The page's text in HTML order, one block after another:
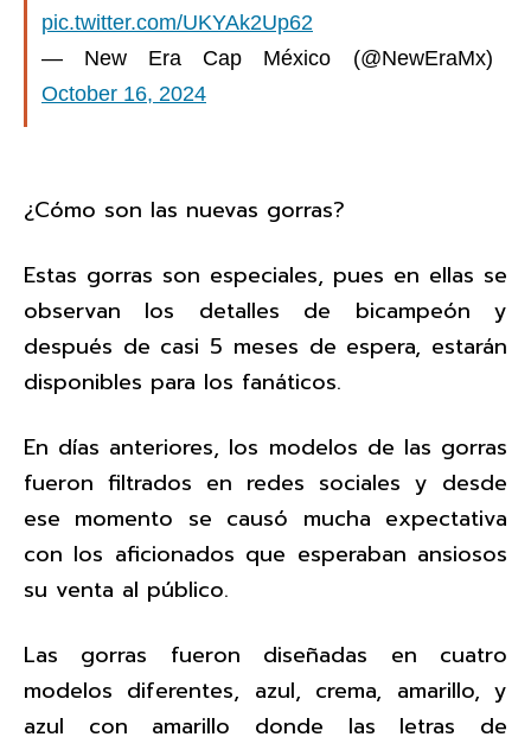
pic.twitter.com/UKYAk2Up62
— New Era Cap México (@NewEraMx)
October 16, 2024
¿Cómo son las nuevas gorras?
Estas gorras son especiales, pues en ellas se
observan los detalles de bicampeón y
después de casi 5 meses de espera, estarán
disponibles para los fanáticos.
En días anteriores, los modelos de las gorras
fueron filtrados en redes sociales y desde
ese momento se causó mucha expectativa
con los aficionados que esperaban ansiosos
su venta al público.
Las gorras fueron diseñadas en cuatro
modelos diferentes, azul, crema, amarillo, y
azul con amarillo donde las letras de